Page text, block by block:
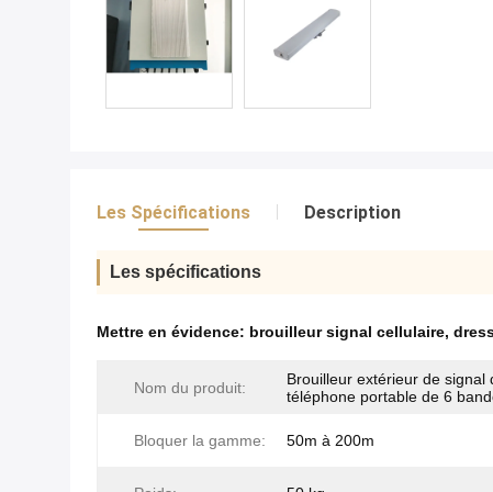
Les Spécifications Description
Les spécifications
Mettre en évidence: brouilleur signal cellulaire,
Nom du produit:
Brouilleur extérieur de signal
téléphone portable de 6
Bloquer la gamme: 50m à 200m